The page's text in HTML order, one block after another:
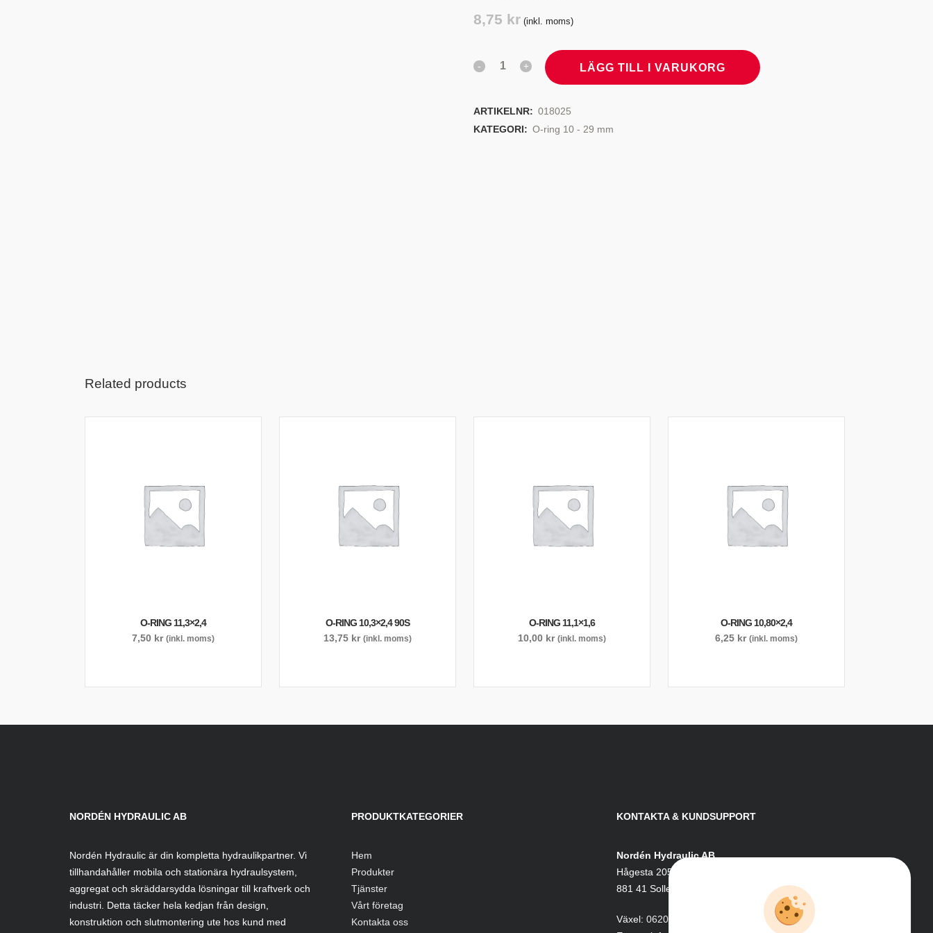
8,75 kr (inkl. moms)
LÄGG TILL I VARUKORG
ARTIKELNR: 018025
KATEGORI: O-ring 10 - 29 mm
Related products
O-RING 11,3×2,4
7,50 kr (inkl. moms)
O-RING 10,3×2,4 90S
13,75 kr (inkl. moms)
O-RING 11,1×1,6
10,00 kr (inkl. moms)
O-RING 10,80×2,4
6,25 kr (inkl. moms)
NORDÉN HYDRAULIC AB
Nordén Hydraulic är din kompletta hydraulikpartner. Vi
tillhandahåller mobila och stationära hydraulsystem,
aggregat och skräddarsydda lösningar till kraftverk och
industri. Detta täcker hela kedjan från design,
konstruktion och slutmontering ute hos kund med
PRODUKTKATEGORIER
Hem
Produkter
Tjänster
Vårt företag
Kontakta oss
KONTAKTA & KUNDSUPPORT
Nordén Hydraulic AB
Hågesta 205
881 41 Sollefteå
Växel: 0620-161 41